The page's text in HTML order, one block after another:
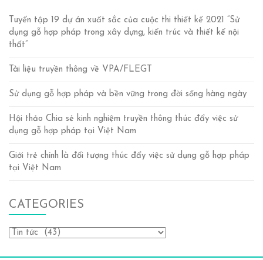
Tuyển tập 19 dự án xuất sắc của cuộc thi thiết kế 2021 “Sử
dụng gỗ hợp pháp trong xây dựng, kiến trúc và thiết kế nội
thất”
Tài liệu truyền thông về VPA/FLEGT
Sử dụng gỗ hợp pháp và bền vững trong đời sống hàng ngày
Hội thảo Chia sẻ kinh nghiệm truyền thông thúc đẩy việc sử
dụng gỗ hợp pháp tại Việt Nam
Giới trẻ chính là đối tượng thúc đẩy việc sử dụng gỗ hợp pháp
tại Việt Nam
CATEGORIES
Categories